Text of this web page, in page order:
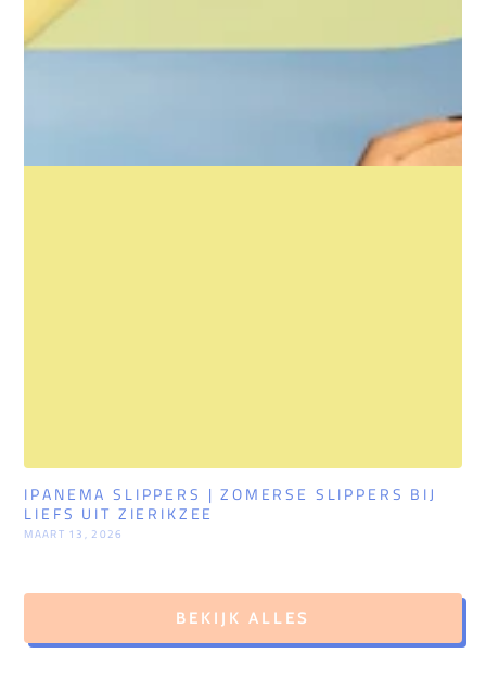
IPANEMA SLIPPERS | ZOMERSE SLIPPERS BIJ
LIEFS UIT ZIERIKZEE
MAART 13, 2026
BEKIJK ALLES